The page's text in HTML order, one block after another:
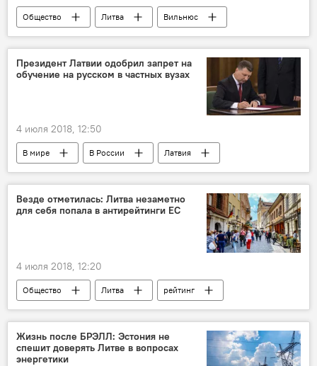
Общество Литва Вильнюс
Президент Латвии одобрил запрет на
обучение на русском в частных вузах
4 июля 2018, 12:50
В мире В России
Латвия
Раймондс Вейонис
русский язык
законодательство
Везде отметилась: Литва незаметно
для себя попала в антирейтинги ЕС
4 июля 2018, 12:20
Общество Литва
рейтинг
миграция
бедность
безработица
алкоголизм в Литве
самоубийства в Литве
Жизнь после БРЭЛЛ: Эстония не
спешит доверять Литве в вопросах
энергетики